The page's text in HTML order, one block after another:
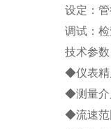
设定：
调试：
技术参数
◆仪表精
◆测量介
◆流速范